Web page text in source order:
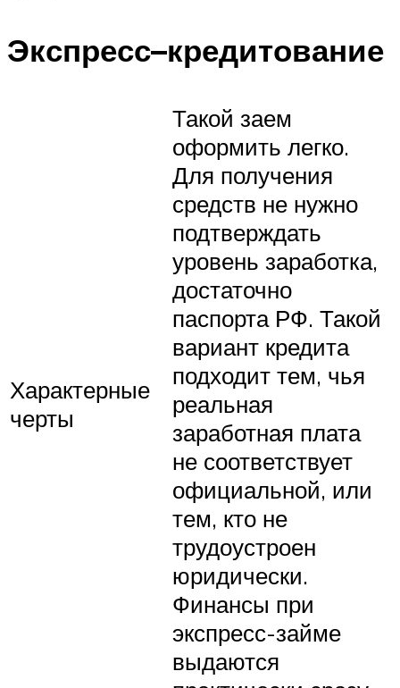
Экспресс–кредитование
Характерные
черты
Такой заем
оформить легко.
Для получения
средств не нужно
подтверждать
уровень заработка,
достаточно
паспорта РФ. Такой
вариант кредита
подходит тем, чья
реальная
заработная плата
не соответствует
официальной, или
тем, кто не
трудоустроен
юридически.
Финансы при
экспресс-займе
выдаются